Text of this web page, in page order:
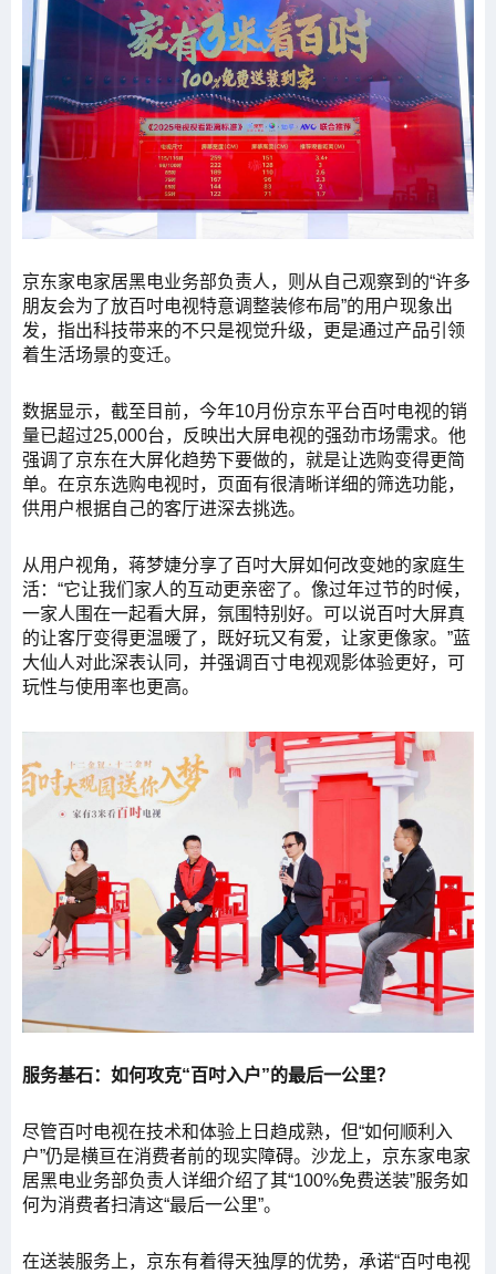
京东家电家居黑电业务部负责人，则从自己观察到的“许多
朋友会为了放百吋电视特意调整装修布局”的用户现象出
发，指出科技带来的不只是视觉升级，更是通过产品引领
着生活场景的变迁。
数据显示，截至目前，今年10月份京东平台百吋电视的销
量已超过25,000台，反映出大屏电视的强劲市场需求。他
强调了京东在大屏化趋势下要做的，就是让选购变得更简
单。在京东选购电视时，页面有很清晰详细的筛选功能，
供用户根据自己的客厅进深去挑选。
从用户视角，蒋梦婕分享了百吋大屏如何改变她的家庭生
活：“它让我们家人的互动更亲密了。像过年过节的时候，
一家人围在一起看大屏，氛围特别好。可以说百吋大屏真
的让客厅变得更温暖了，既好玩又有爱，让家更像家。”蓝
大仙人对此深表认同，并强调百寸电视观影体验更好，可
玩性与使用率也更高。
服务基石：如何攻克“百吋入户”的最后一公里？
尽管百吋电视在技术和体验上日趋成熟，但“如何顺利入
户”仍是横亘在消费者前的现实障碍。沙龙上，京东家电家
居黑电业务部负责人详细介绍了其“100%免费送装”服务如
何为消费者扫清这“最后一公里”。
在送装服务上，京东有着得天独厚的优势，承诺“百吋电视